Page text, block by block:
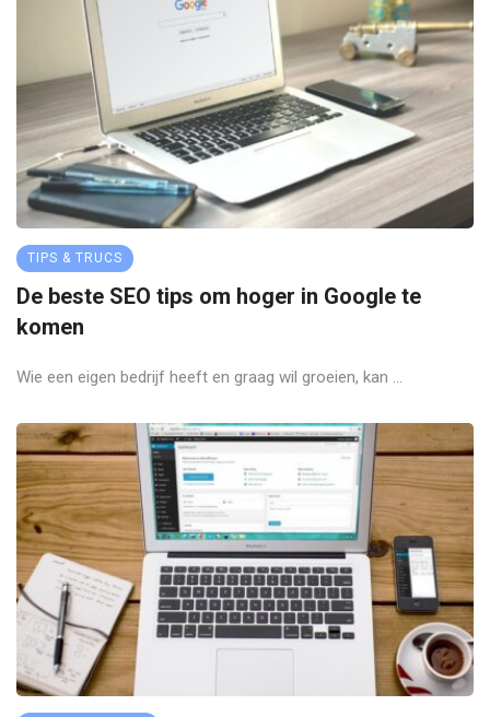
TIPS & TRUCS
De beste SEO tips om hoger in Google te
komen
Wie een eigen bedrijf heeft en graag wil groeien, kan ...